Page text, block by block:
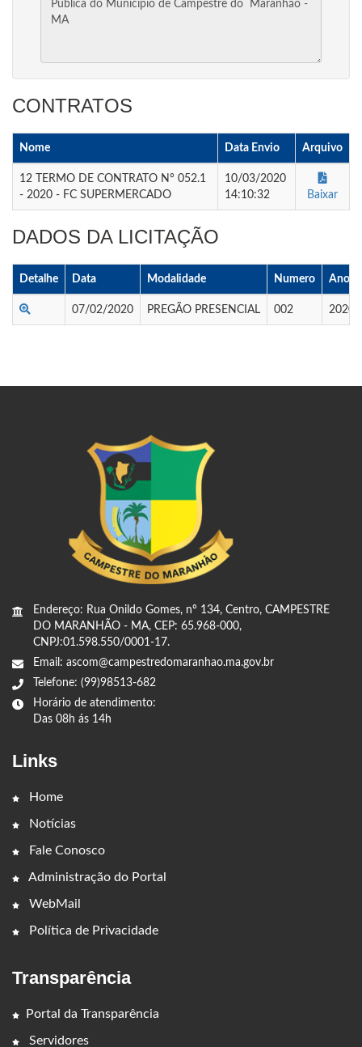
CONTRATOS
Nome Data Envio Arquivo
12 TERMO DE CONTRATO N° 052.1
- 2020 - FC SUPERMERCADO
10/03/2020
14:10:32
Baixar
DADOS DA LICITAÇÃO
Detalhe Data Modalidade Numero Ano
07/02/2020 PREGÃO PRESENCIAL 002 2020
Endereço: Rua Onildo Gomes, nº 134, Centro, CAMPESTRE
DO MARANHÃO - MA, CEP: 65.968-000,
CNPJ:01.598.550/0001-17.
Email: ascom@campestredomaranhao.ma.gov.br
Telefone: (99)98513-682
Horário de atendimento:
Das 08h ás 14h
Links
Home
Notícias
Fale Conosco
Administração do Portal
WebMail
Política de Privacidade
Transparência
Portal da Transparência
Servidores